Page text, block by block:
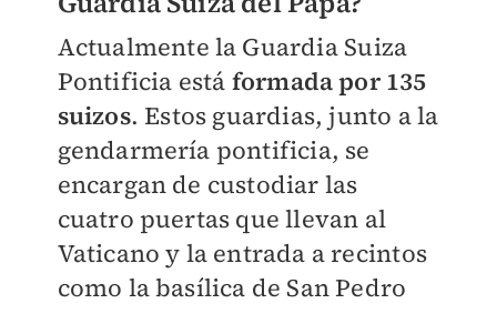
Actualmente la Guardia Suiza
Pontificia está formada por 135
suizos. Estos guardias, junto a la
gendarmería pontificia, se
encargan de custodiar las
cuatro puertas que llevan al
Vaticano y la entrada a recintos
como la basílica de San Pedro